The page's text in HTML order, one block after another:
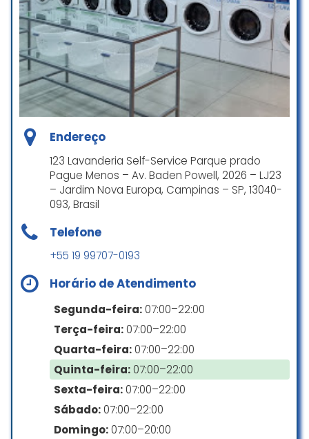
todo o serviço é de excelência.
Rodrigo Anhani
☆ 5/5
Eu mandei uma roupa de trabalho,
havia manchado de azul uma
roupa branca , voltou perfeitoooo!
Obrigada, ganharam uma cliente !
Ana Luiza Frizzo
☆ 5/5
atenção e gentileza quanto na
executado.Meu edredom queen
voltou limpo e perfumado!
Rosely Maria Eneas Leal Da Silva
☆ 5/5
Minha experiência com a Lis foi
ótima! Atendimento acolhedor e
Endereço
123 Lavanderia Self-Service Parque prado
Pague Menos – Av. Baden Powell, 2026 – LJ23
– Jardim Nova Europa, Campinas – SP, 13040-
093, Brasil
Telefone
+55 19 99707-0193
Horário de Atendimento
Segunda-feira: 07:00–22:00
Terça-feira: 07:00–22:00
Quarta-feira: 07:00–22:00
Quinta-feira: 07:00–22:00
Sexta-feira: 07:00–22:00
Sábado: 07:00–22:00
Domingo: 07:00–20:00